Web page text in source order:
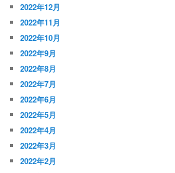
2022年12月
2022年11月
2022年10月
2022年9月
2022年8月
2022年7月
2022年6月
2022年5月
2022年4月
2022年3月
2022年2月